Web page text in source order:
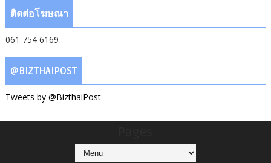
ติดต่อโฆษณา
061 754 6169
@BIZTHAIPOST
Tweets by @BizthaiPost